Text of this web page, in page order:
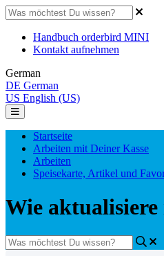
Handbuch orderbird MINI
Kontakt aufnehmen
German
DE German
US English (US)
Startseite
Arbeiten mit Deiner Kasse
Arbeiten
Speisekarte, Artikel und
Wie aktualisiere